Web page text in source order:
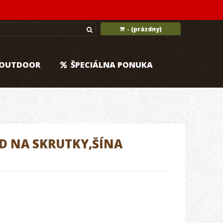
- (prázdny)
ŠPECIÁLNA PONUKA
NA SKRUTKY,ŠÍNA